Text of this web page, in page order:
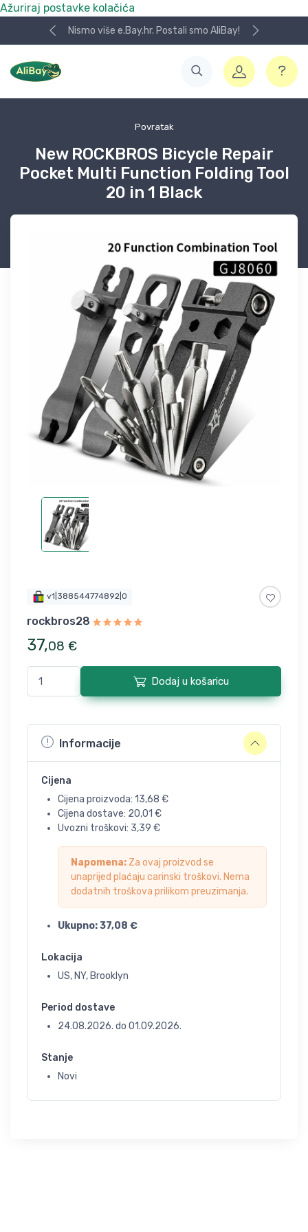
Ažuriraj postavke kolačića
Nismo više e.Bay.hr. Postali smo AliBay!
Povratak
New ROCKBROS Bicycle Repair
Pocket Multi Function Folding Tool
20 in 1 Black
v1|388544774892|0
rockbros28
37,08 €
Dodaj u košaricu
Informacije
Cijena
Cijena proizvoda: 13,68 €
Cijena dostave: 20,01 €
Uvozni troškovi: 3,39 €
Napomena: Za ovaj proizvod se
unaprijed plaćaju carinski troškovi. Nema
dodatnih troškova prilikom preuzimanja.
Ukupno:37,08 €
Lokacija
US, NY, Brooklyn
Period dostave
24.08.2026. do 01.09.2026.
Stanje
Novi